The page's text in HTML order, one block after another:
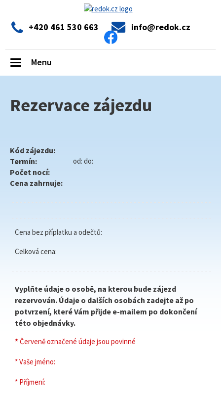
+420 461 530 663 info@redok.cz
Toggle
navigation
Menu
Rezervace zájezdu
Kód zájezdu:
Termín:
od: do:
Počet nocí:
Cena zahrnuje:
Cena bez příplatku a odečtů:
Celková cena:
Vyplňte údaje o osobě, na kterou bude zájezd
rezervován. Údaje o dalších osobách zadejte až po
potvrzení, které Vám přijde e-mailem po dokončení
této objednávky.
*Červeně označené údaje jsou povinné
* Vaše jméno:
* Příjmení: